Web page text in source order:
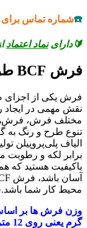
☎️شماره تماس برای
🔰داراینماد اعتماد
فرش BCF طرح عارف
فرش یکی از اجزای
نقش مهمی در ایجاد
تنوع طرح و رنگ به
الیاف پلی‌پروپیلن
برابر لکه و رطوبت
باکیفیت هستید که
محیط کار شما باشد.قیمت
گرم یعنی روی 12 متری 24 کیلو گرم است.